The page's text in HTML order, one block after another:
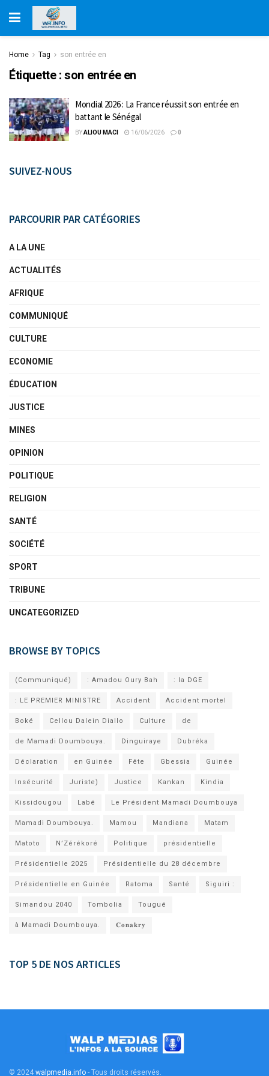
Home Tag son entrée en
Étiquette :son entrée en
Mondial 2026 : La France réussit son entrée en
battant le Sénégal
BYALIOU MACI 16/06/2026 0
SUIVEZ-NOUS
PARCOURIR PAR CATÉGORIES
A LA UNE
ACTUALITÉS
AFRIQUE
COMMUNIQUÉ
CULTURE
ECONOMIE
ÉDUCATION
JUSTICE
MINES
OPINION
POLITIQUE
RELIGION
SANTÉ
SOCIÉTÉ
SPORT
TRIBUNE
UNCATEGORIZED
BROWSE BY TOPICS
(Communiqué) : Amadou Oury Bah : la DGE
: LE PREMIER MINISTRE Accident Accident mortel
Boké Cellou Dalein Diallo Culture de
de Mamadi Doumbouya. Dinguiraye Dubréka
Déclaration en Guinée Fête Gbessia Guinée
Insécurité Juriste) Justice Kankan Kindia
Kissidougou Labé Le Président Mamadi Doumbouya
Mamadi Doumbouya. Mamou Mandiana Matam
Matoto N’Zérékoré Politique présidentielle
Présidentielle 2025 Présidentielle du 28 décembre
Présidentielle en Guinée Ratoma Santé Siguiri :
Simandou 2040 Tombolia Tougué
à Mamadi Doumbouya. 𝐂𝐨𝐧𝐚𝐤𝐫𝐲
TOP 5 DE NOS ARTICLES
© 2024 walpmedia.info - Tous droits réservés.